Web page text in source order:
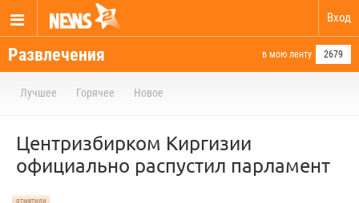
Вход
Развлечения в мою ленту 2679
Лучшее Горячее Новое
Центризбирком Киргизии
официально распустил парламент
отметили